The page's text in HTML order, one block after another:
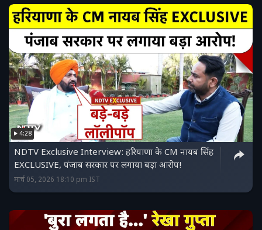
4:28
NDTV Exclusive Interview: हरियाणा के CM नायब सिंह
EXCLUSIVE, पंजाब सरकार पर लगाया बड़ा आरोप!
मार्च 05, 2026 18:10 pm IST